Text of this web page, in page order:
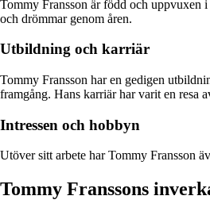
Tommy Fransson är född och uppvuxen
och drömmar genom åren.
Utbildning och karriär
Tommy Fransson har en gedigen
framgång. Hans karriär har varit en resa
Intressen och hobbyn
Utöver sitt arbete har Tommy Fransson
Tommy Franssons